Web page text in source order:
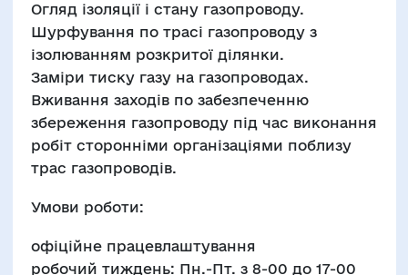
Огляд ізоляції і стану газопроводу.
Шурфування по трасі газопроводу з
ізолюванням розкритої ділянки.
Заміри тиску газу на газопроводах.
Вживання заходів по забезпеченню
збереження газопроводу під час виконання
робіт сторонніми організаціями поблизу
трас газопроводів.
Умови роботи:
офіційне працевлаштування
робочий тиждень: Пн.-Пт. з 8-00 до 17-00